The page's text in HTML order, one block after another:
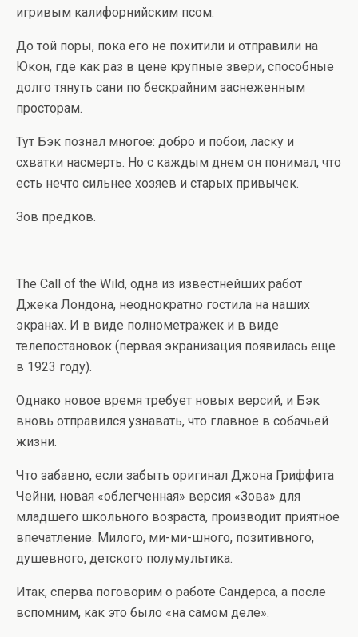
игривым калифорнийским псом.
До той поры, пока его не похитили и отправили на
Юкон, где как раз в цене крупные звери, способные
долго тянуть сани по бескрайним заснеженным
просторам.
Тут Бэк познал многое: добро и побои, ласку и
схватки насмерть. Но с каждым днем он понимал, что
есть нечто сильнее хозяев и старых привычек.
Зов предков.
The Call of the Wild, одна из известнейших работ
Джека Лондона, неоднократно гостила на наших
экранах. И в виде полнометражек и в виде
телепостановок (первая экранизация появилась еще
в 1923 году).
Однако новое время требует новых версий, и Бэк
вновь отправился узнавать, что главное в собачьей
жизни.
Что забавно, если забыть оригинал Джона Гриффита
Чейни, новая «облегченная» версия «Зова» для
младшего школьного возраста, производит приятное
впечатление. Милого, ми-ми-шного, позитивного,
душевного, детского полумультика.
Итак, сперва поговорим о работе Сандерса, а после
вспомним, как это было «на самом деле».